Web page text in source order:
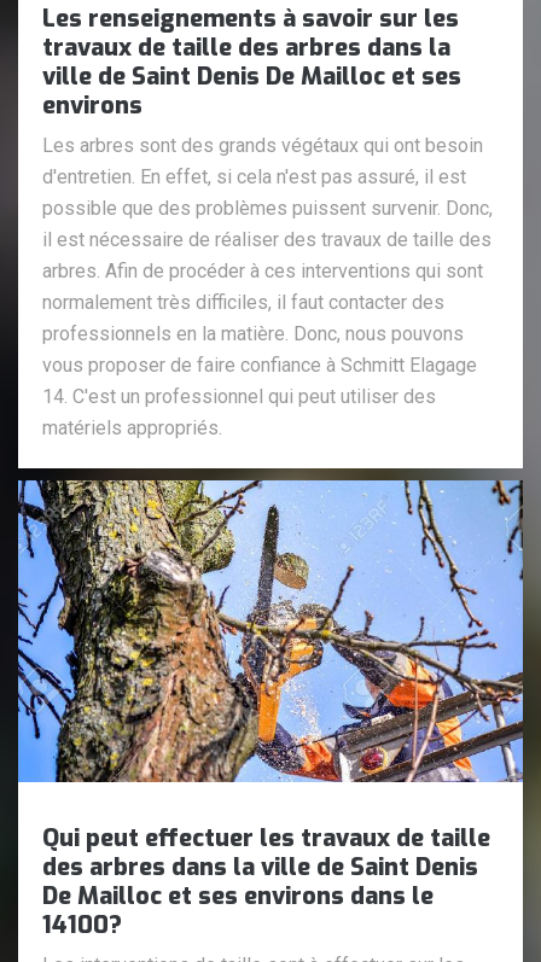
Les renseignements à savoir sur les
travaux de taille des arbres dans la
ville de Saint Denis De Mailloc et ses
environs
Les arbres sont des grands végétaux qui ont besoin
d'entretien. En effet, si cela n'est pas assuré, il est
possible que des problèmes puissent survenir. Donc,
il est nécessaire de réaliser des travaux de taille des
arbres. Afin de procéder à ces interventions qui sont
normalement très difficiles, il faut contacter des
professionnels en la matière. Donc, nous pouvons
vous proposer de faire confiance à Schmitt Elagage
14. C'est un professionnel qui peut utiliser des
matériels appropriés.
Qui peut effectuer les travaux de taille
des arbres dans la ville de Saint Denis
De Mailloc et ses environs dans le
14100?